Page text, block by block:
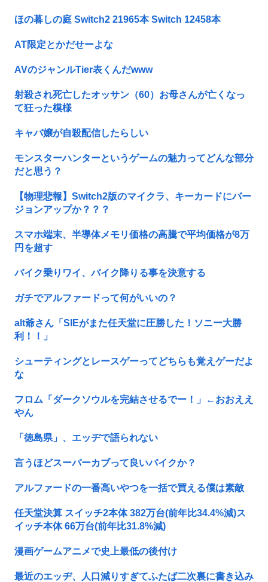
ほの暮しの庭 Switch2 21965本 Switch 12458本
AT限定とかだせーよな
AVのジャンルTier表くんだwww
射殺され死亡したオッサン（60）お母さんが亡くなっ
て狂った模様
キャバ嬢が自殺配信したらしい
モンスターハンターというゲームの魅力ってどんな部分
だと思う？
【物理悲報】Switch2版のマイクラ、キーカードにバー
ジョンアップか？？？
スマホ端末、半導体メモリ価格の高騰で平均価格が8万
円を超す
バイク乗りワイ、バイク降りる事を決意する
ガチでアルファードって何がいいの？
alt爺さん「SIEがまた任天堂に圧勝した！ソニー大勝
利！！」
シューティングとレースゲーってどちらも覚えゲーだよ
な
フロム「ダークソウルを完結させるでー！」←おおええ
やん
「徳島県」、エッヂで語られない
言うほどスーパーカブって良いバイクか？
アルファードの一番高いやつを一括で買える僕は素敵
任天堂決算 スイッチ2本体 382万台(前年比34.4%減)ス
イッチ本体 66万台(前年比31.8%減)
漫画ゲームアニメで史上最低の後付け
最近のエッヂ、人口減りすぎてふたば二次裏に書き込み